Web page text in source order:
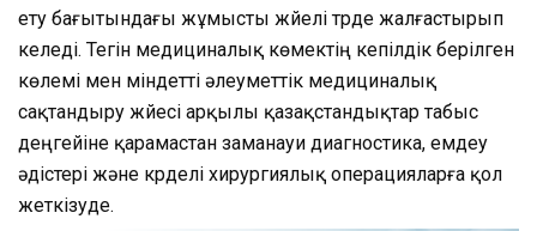
ету бағытындағы жұмысты жүйелі түрде жалғастырып
келеді. Тегін медициналық көмектің кепілдік берілген
көлемі мен міндетті әлеуметтік медициналық
сақтандыру жүйесі арқылы қазақстандықтар табыс
деңгейіне қарамастан заманауи диагностика, емдеу
әдістері және күрделі хирургиялық операцияларға қол
жеткізуде.